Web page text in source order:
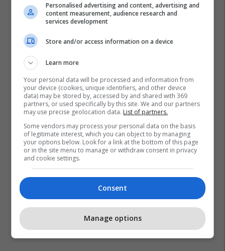
Promo Reklamo këtu
Personalised advertising and content, advertising and
content measurement, audience research and
services development
Store and/or access information on a device
Learn more
Your personal data will be processed and information from
your device (cookies, unique identifiers, and other device
data) may be stored by, accessed by and shared with 369
partners, or used specifically by this site. We and our partners
may use precise geolocation data. List of partners.
Some vendors may process your personal data on the basis
of legitimate interest, which you can object to by managing
your options below. Look for a link at the bottom of this page
or in the site menu to manage or withdraw consent in privacy
and cookie settings.
Consent
Manage options